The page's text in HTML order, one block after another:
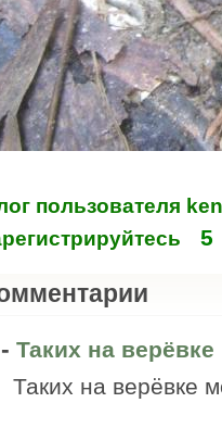
пользователя
5
Таких на
Таких на верёвке